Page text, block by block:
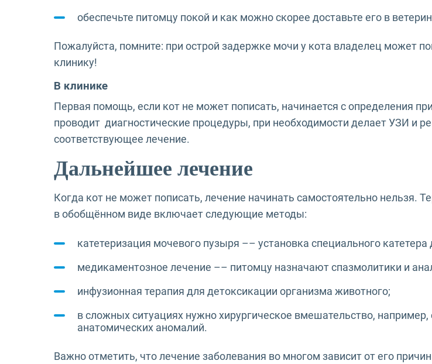
обеспечьте питомцу покой и как можно скорее доставьте его в
Пожалуйста, помните: при острой задержке мочи у кота владелец может
клинику!
В клинике
Первая помощь, если кот не может пописать, начинается с определения
проводит диагностические процедуры, при необходимости делает УЗИ и
соответствующее лечение.
Дальнейшее лечение
Когда кот не может пописать, лечение начинать самостоятельно нельзя.
в обобщённом виде включает следующие методы:
катетеризация мочевого пузыря –– установка специального
медикаментозное лечение –– питомцу назначают спазмолитики и
инфузионная терапия для детоксикации организма животного;
в сложных ситуациях нужно хирургическое вмешательство,
анатомических аномалий.
Важно отметить, что лечение заболевания во многом зависит от его